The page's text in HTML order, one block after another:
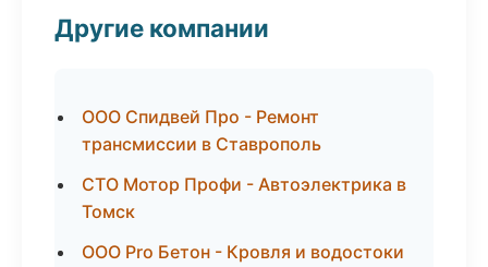
Другие компании
ООО Спидвей Про - Ремонт
трансмиссии в Ставрополь
СТО Мотор Профи - Автоэлектрика в
Томск
ООО Pro Бетон - Кровля и водостоки